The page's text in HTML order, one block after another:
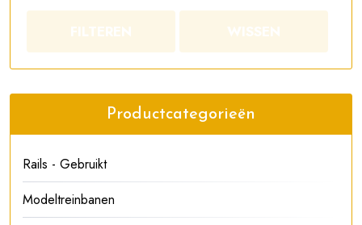
FILTEREN WISSEN
Productcategorieën
Rails - Gebruikt
Modeltreinbanen